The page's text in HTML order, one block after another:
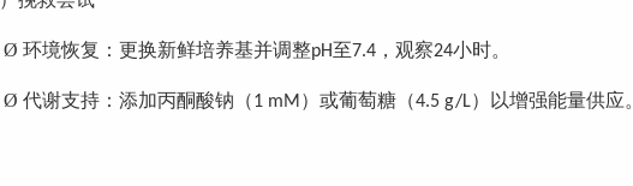
Ø 环境恢复：更换新鲜培养基并调整pH至7.4 ，观察24小时。
Ø 代谢支持：添加丙酮酸钠（1 mM）或葡萄糖（4.5 g/L）以增强能量供应。